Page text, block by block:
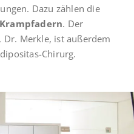
Dazu zählen die
Krampfadern. Der
Dr. Merkle, ist außerdem
Chirurg.